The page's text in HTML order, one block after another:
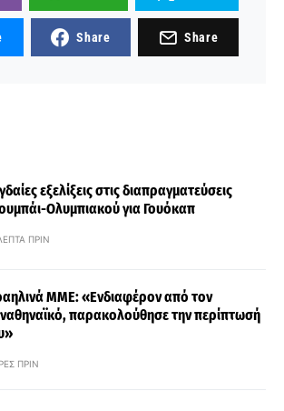
Share Share
εξελίξεις στις διαπραγματεύσεις
Ολυμπιακού για Γουόκαπ
ΠΡΙΝ
ΜΜΕ: «Ενδιαφέρον από τον
παρακολούθησε την περίπτωσή
ΠΡΙΝ